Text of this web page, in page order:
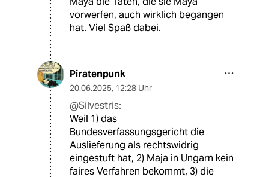
vorwerfen, auch wirklich begangen
hat. Viel Spaß dabei.
Piratenpunk
20.06.2025, 12:28 Uhr
@Silvestris:
Weil 1) das
Bundesverfassungsgericht die
Auslieferung als rechtswidrig
eingestuft hat, 2) Maja in Ungarn kein
faires Verfahren bekommt, 3) die